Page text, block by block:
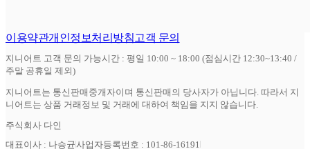
이용약관개인정보처리방침고객 문의
지니어트 고객 문의 가능시간 : 평일 10:00 ~ 18:00 (점심시간 12:30~13:40 /
주말 공휴일 제외)
지니어트는 통신판매중개자이며 통신판매의 당사자가 아닙니다. 따라서 지
니어트는 상품 거래정보 및 거래에 대하여 책임을 지지 않습니다.
주식회사 다인
대표이사 : 나승균사업자등록번호 : 101-86-16191